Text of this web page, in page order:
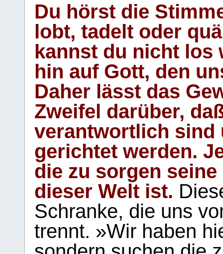
Du hörst die
lobt, tadelt oder
kannst du nicht los
hin auf Gott, den
Daher lässt das
Zweifel darüber,
verantwortlich sind
gerichtet werden.
die zu sorgen
dieser Welt ist.
Schranke, die uns
trennt. »Wir haben